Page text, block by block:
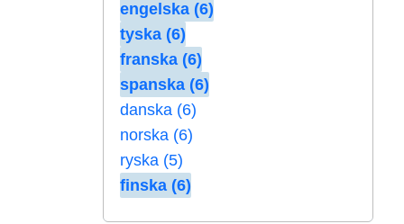
engelska (6)
tyska (6)
franska (6)
spanska (6)
danska (6)
norska (6)
ryska (5)
finska (6)